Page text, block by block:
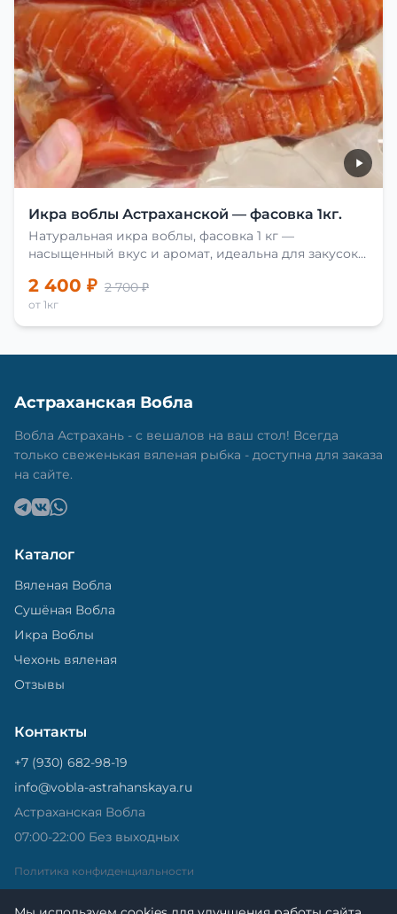
Икра воблы Астраханской — фасовка 1кг.
Натуральная икра воблы, фасовка 1 кг —
насыщенный вкус и аромат, идеальна для закусок
2 400 ₽ 2 700 ₽
от 1кг
Астраханская Вобла
Вобла Астрахань - с вешалов на ваш стол! Всегда
только свеженькая вяленая рыбка - доступна для заказа
на сайте.
Каталог
Вяленая Вобла
Сушёная Вобла
Икра Воблы
Чехонь вяленая
Отзывы
Контакты
+7 (930) 682-98-19
info@vobla-astrahanskaya.ru
Астраханская Вобла
07:00-22:00 Без выходных
Политика конфиденциальности